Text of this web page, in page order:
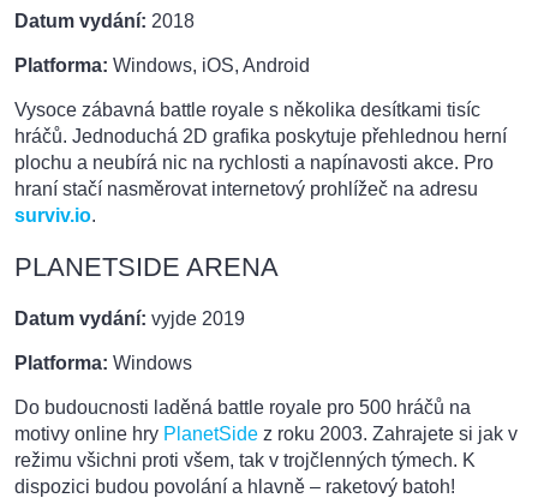
Datum vydání: 2018
Platforma: Windows, iOS, Android
Vysoce zábavná battle royale s několika desítkami tisíc
hráčů. Jednoduchá 2D grafika poskytuje přehlednou herní
plochu a neubírá nic na rychlosti a napínavosti akce. Pro
hraní stačí nasměrovat internetový prohlížeč na adresu
surviv.io.
PLANETSIDE ARENA
Datum vydání: vyjde 2019
Platforma: Windows
Do budoucnosti laděná battle royale pro 500 hráčů na
motivy online hry PlanetSide z roku 2003. Zahrajete si jak v
režimu všichni proti všem, tak v trojčlenných týmech. K
dispozici budou povolání a hlavně – raketový batoh!